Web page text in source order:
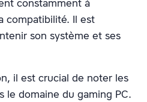
constamment à
compatibilité. Il est
son système et ses
il est crucial de noter les
le domaine du gaming PC.